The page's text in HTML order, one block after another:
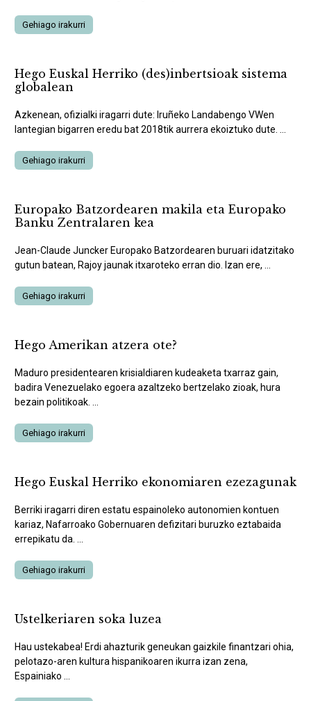
Gehiago irakurri
Hego Euskal Herriko (des)inbertsioak sistema
globalean
Azkenean, ofizialki iragarri dute: Iruñeko Landabengo VWen
lantegian bigarren eredu bat 2018tik aurrera ekoiztuko dute. ...
Gehiago irakurri
Europako Batzordearen makila eta Europako
Banku Zentralaren kea
Jean-Claude Juncker Europako Batzordearen buruari idatzitako
gutun batean, Rajoy jaunak itxaroteko erran dio. Izan ere, ...
Gehiago irakurri
Hego Amerikan atzera ote?
Maduro presidentearen krisialdiaren kudeaketa txarraz gain,
badira Venezuelako egoera azaltzeko bertzelako zioak, hura
bezain politikoak. ...
Gehiago irakurri
Hego Euskal Herriko ekonomiaren ezezagunak
Berriki iragarri diren estatu espainoleko autonomien kontuen
kariaz, Nafarroako Gobernuaren defizitari buruzko eztabaida
errepikatu da. ...
Gehiago irakurri
Ustelkeriaren soka luzea
Hau ustekabea! Erdi ahazturik geneukan gaizkile finantzari ohia,
pelotazo-aren kultura hispanikoaren ikurra izan zena,
Espainiako ...